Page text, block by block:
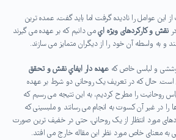
این عوامل را نادیده گرفت اما باید گفت، عمده ترین
نقش و کارکردهای ویژه ايمی دانیم که بر عهده می گیرند
و به واسطه آن خود را از دیگران متمایز می سازند.
پوششی و لباسی خاص کهعهده دار ايفاي نقش و تحقق
است. حال که در تعریف یک روحانی دو شرط بر عهده
روحانیت را مطرح کردیم، به این نتیجه می رسیم که
را در غير آن کسوت به انجام می رسانند و ملبسینی که
مورد انتظار از یک روحانی، حتی در خفیف ترین صورت
به معنای خاص مورد نظر این مقاله خارج می افتد.